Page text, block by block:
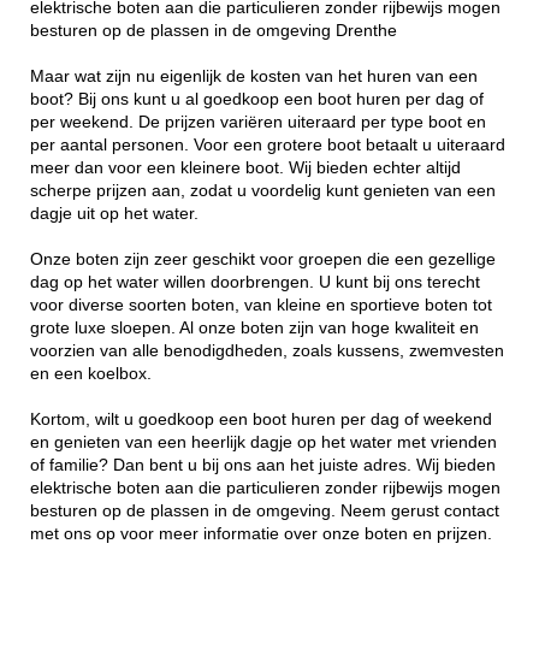
elektrische boten aan die particulieren zonder rijbewijs mogen
besturen op de plassen in de omgeving Drenthe
Maar wat zijn nu eigenlijk de kosten van het huren van een
boot? Bij ons kunt u al goedkoop een boot huren per dag of
per weekend. De prijzen variëren uiteraard per type boot en
per aantal personen. Voor een grotere boot betaalt u uiteraard
meer dan voor een kleinere boot. Wij bieden echter altijd
scherpe prijzen aan, zodat u voordelig kunt genieten van een
dagje uit op het water.
Onze boten zijn zeer geschikt voor groepen die een gezellige
dag op het water willen doorbrengen. U kunt bij ons terecht
voor diverse soorten boten, van kleine en sportieve boten tot
grote luxe sloepen. Al onze boten zijn van hoge kwaliteit en
voorzien van alle benodigdheden, zoals kussens, zwemvesten
en een koelbox.
Kortom, wilt u goedkoop een boot huren per dag of weekend
en genieten van een heerlijk dagje op het water met vrienden
of familie? Dan bent u bij ons aan het juiste adres. Wij bieden
elektrische boten aan die particulieren zonder rijbewijs mogen
besturen op de plassen in de omgeving. Neem gerust contact
met ons op voor meer informatie over onze boten en prijzen.